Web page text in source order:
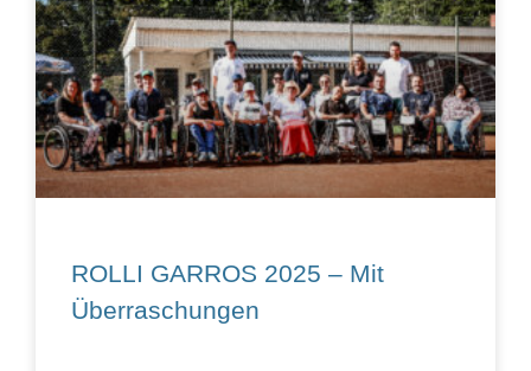
ROLLI GARROS 2025 – Mit
Überraschungen